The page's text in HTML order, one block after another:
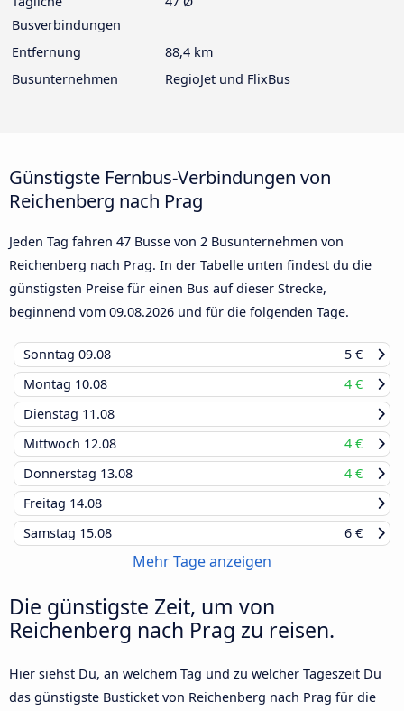
Busverbindungen
Entfernung
88,4 km
Busunternehmen
RegioJet und FlixBus
Günstigste Fernbus-Verbindungen von
Reichenberg nach Prag
Jeden Tag fahren 47 Busse von 2 Busunternehmen von
Reichenberg nach Prag. In der Tabelle unten findest du die
günstigsten Preise für einen Bus auf dieser Strecke,
beginnend vom 09.08.2026 und für die folgenden Tage.
Sonntag 09.08
5 €
Montag 10.08
4 €
Dienstag 11.08
Mittwoch 12.08
4 €
Donnerstag 13.08
4 €
Freitag 14.08
Samstag 15.08 6 €
Mehr Tage anzeigen
Die günstigste Zeit, um von
Reichenberg nach Prag zu reisen.
Hier siehst Du, an welchem Tag und zu welcher Tageszeit Du
das günstigste Busticket von Reichenberg nach Prag für die